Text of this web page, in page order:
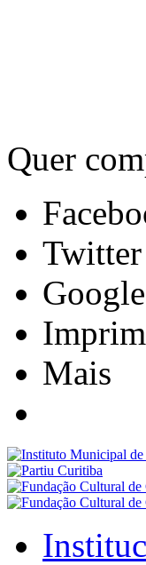
Quer
Twitter
Mais